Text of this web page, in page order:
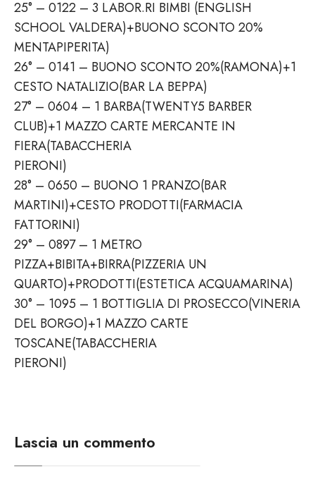
25° – 0122 – 3 LABOR.RI BIMBI (ENGLISH
SCHOOL VALDERA)+BUONO SCONTO 20%
MENTAPIPERITA)
26° – 0141 – BUONO SCONTO 20%(RAMONA)+1
CESTO NATALIZIO(BAR LA BEPPA)
27° – 0604 – 1 BARBA(TWENTY5 BARBER
CLUB)+1 MAZZO CARTE MERCANTE IN
FIERA(TABACCHERIA
PIERONI)
28° – 0650 – BUONO 1 PRANZO(BAR
MARTINI)+CESTO PRODOTTI(FARMACIA
FATTORINI)
29° – 0897 – 1 METRO
PIZZA+BIBITA+BIRRA(PIZZERIA UN
QUARTO)+PRODOTTI(ESTETICA ACQUAMARINA)
30° – 1095 – 1 BOTTIGLIA DI PROSECCO(VINERIA
DEL BORGO)+1 MAZZO CARTE
TOSCANE(TABACCHERIA
PIERONI)
Lascia un commento